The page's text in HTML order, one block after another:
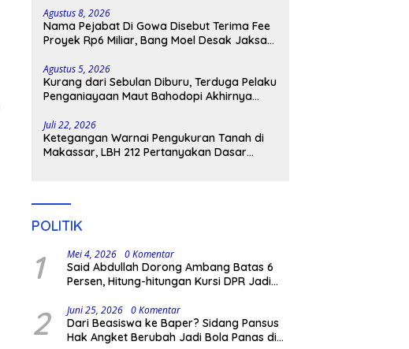
Agustus 8, 2026
Nama Pejabat Di Gowa Disebut Terima Fee
Proyek Rp6 Miliar, Bang Moel Desak Jaksa
Agustus 5, 2026
Kurang dari Sebulan Diburu, Terduga Pelaku
Penganiayaan Maut Bahodopi Akhirnya
Juli 22, 2026
Ketegangan Warnai Pengukuran Tanah di
Makassar, LBH 212 Pertanyakan Dasar
POLITIK
1 Mei 4, 2026 0 Komentar
Said Abdullah Dorong Ambang Batas 6
Persen, Hitung-hitungan Kursi DPR Jadi
2 Juni 25, 2026 0 Komentar
Dari Beasiswa ke Baper? Sidang Pansus
Hak Angket Berubah Jadi Bola Panas di